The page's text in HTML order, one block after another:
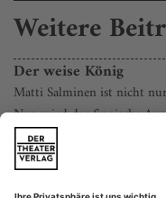
Weitere
Der weise König
Matti Salminen ist nicht nur
Nun wird der finnische
So, wie er dastand,
würdevoll, wusste man